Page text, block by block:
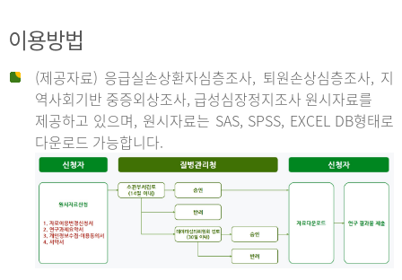
이용방법
(제공자료) 응급실손상환자심층조사, 퇴원손상심층조사, 지
역사회기반 중증외상조사, 급성심장정지조사 원시자료를
제공하고 있으며, 원시자료는 SAS, SPSS, EXCEL DB형태로
다운로드 가능합니다.